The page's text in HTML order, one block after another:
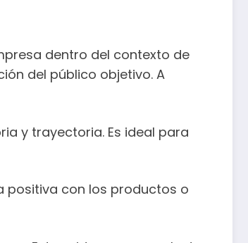
dentro del contexto de
del público objetivo. A
y trayectoria. Es ideal para
positiva con los productos o